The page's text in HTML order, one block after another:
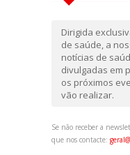
Dirigida
de saúde, a
notícias de
divulgadas em
os próximos
vão realizar.
Se não receber a
que nos contacte: